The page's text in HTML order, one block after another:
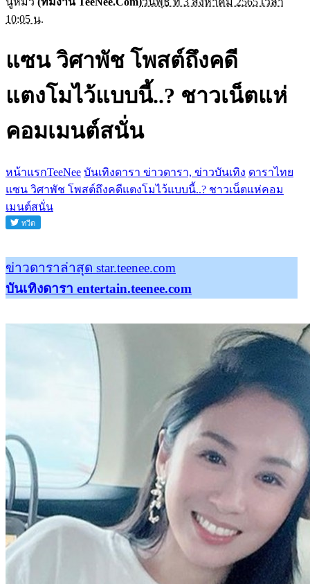
10:05 น.
แซน วิศาพัช โพสต์ถึงคดี
แตงโมไว้แบบนี้..? ชาวเน็ตแห่
คอมเมนต์สนั่น
หน้าแรกTeeNee บันเทิงดารา ข่าวดารา, ข่าวบันเทิง ดาราไทย
แซน วิศาพัช โพสต์ถึงคดีแตงโมไว้แบบนี้..? ชาวเน็ตแห่คอม
เมนต์สนั่น
ข่าวดาราล่าสุด star.teenee.com
บันเทิงดารา entertain.teenee.com